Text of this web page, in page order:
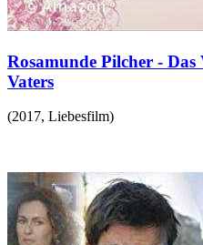
Rosamunde Pilcher - Das
Vaters
(2017, Liebesfilm)